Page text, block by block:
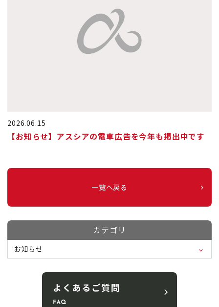
2026.06.15
【お知らせ】アスシアの電車広告を今年も掲出中です
一覧へ戻る
カテゴリ
お知らせ